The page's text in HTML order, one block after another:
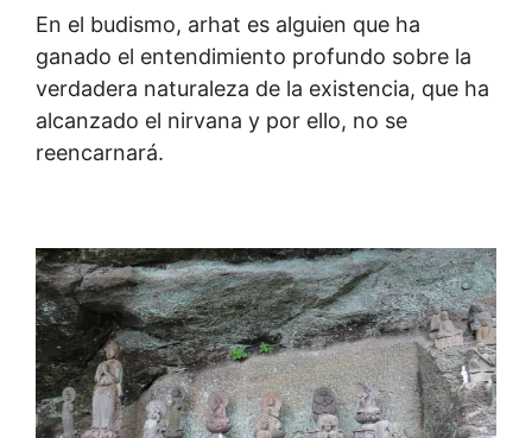
En el budismo, arhat es alguien que ha
ganado el entendimiento profundo sobre la
verdadera naturaleza de la existencia, que ha
alcanzado el nirvana y por ello, no se
reencarnará.